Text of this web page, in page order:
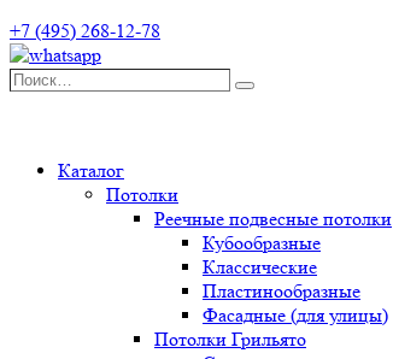
+7 (495) 268-12-78
Поиск…
Поиск
Каталог
Потолки
Реечные подвесные потолки
Кубообразные
Классические
Пластинообразные
Фасадные (для улицы)
Потолки Грильято